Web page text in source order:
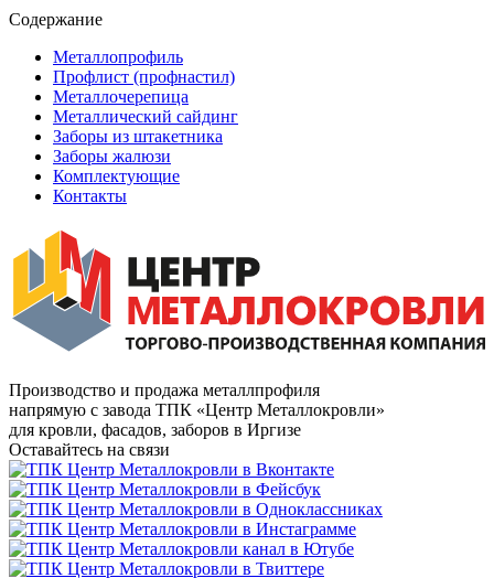
Содержание
Металлопрофиль
Профлист (профнастил)
Металлочерепица
Металлический сайдинг
Заборы из штакетника
Заборы жалюзи
Комплектующие
Контакты
Производство и продажа металлпрофиля
напрямую с завода ТПК «Центр Металлокровли»
для кровли, фасадов, заборов в Иргизе
Оставайтесь на связи